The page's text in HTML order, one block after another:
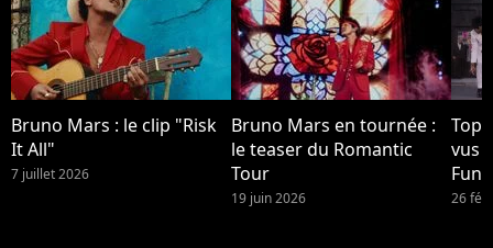
Bruno Mars : le clip "Risk
It All"
7 juillet 2026
Bruno Mars en tournée :
le teaser du Romantic
Tour
19 juin 2026
Top
vus
26